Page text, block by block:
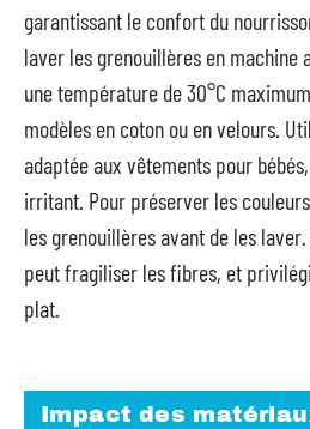
garantissant le confort du
laver les grenouillères en machine
une température de 30°C
modèles en coton ou en velours.
adaptée aux vêtements pour
irritant. Pour préserver les
les grenouillères avant de les
peut fragiliser les fibres, et
plat.
Impact des